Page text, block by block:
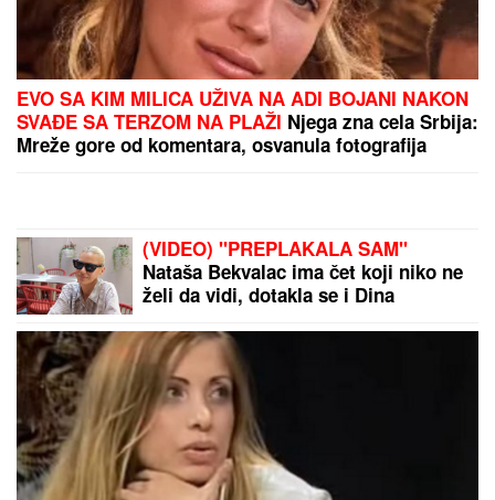
EVO SA KIM MILICA UŽIVA NA ADI BOJANI NAKON
SVAĐE SA TERZOM NA PLAŽI Njega zna cela Srbija:
Mreže gore od komentara, osvanula fotografija
(VIDEO) "PREPLAKALA SAM"
Nataša Bekvalac ima čet koji niko ne
želi da vidi, dotakla se i Dina
neko ukrao telefon"